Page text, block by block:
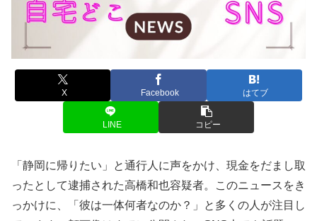
X Facebook はてブ
LINE コピー
「静岡に帰りたい」と通行人に声をかけ、現金をだまし取
ったとして逮捕された高橋和也容疑者。このニュースをき
っかけに、「彼は一体何者なのか？」と多くの人が注目し